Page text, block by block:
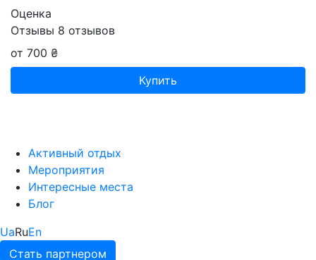
Оценка
Отзывы 8 отзывов
от 700 ₴
Купить
Активный отдых
Мероприятия
Интересные места
Блог
UaRuEn
Стать партнером